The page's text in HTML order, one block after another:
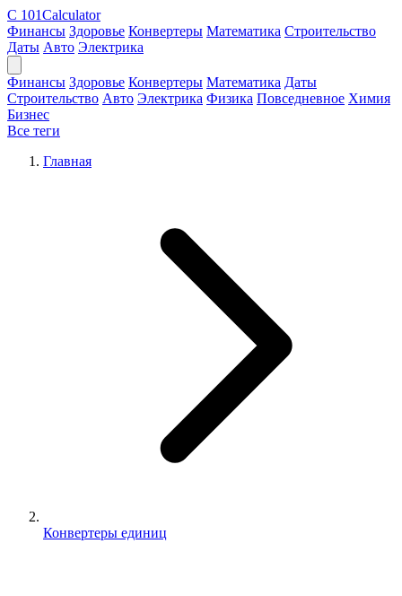
C 101Calculator
Финансы Здоровье Конвертеры Математика Строительство
Даты Авто Электрика
Финансы Здоровье Конвертеры Математика Даты
Строительство Авто Электрика Физика Повседневное Химия
Бизнес
Все теги
Главная
Конвертеры единиц